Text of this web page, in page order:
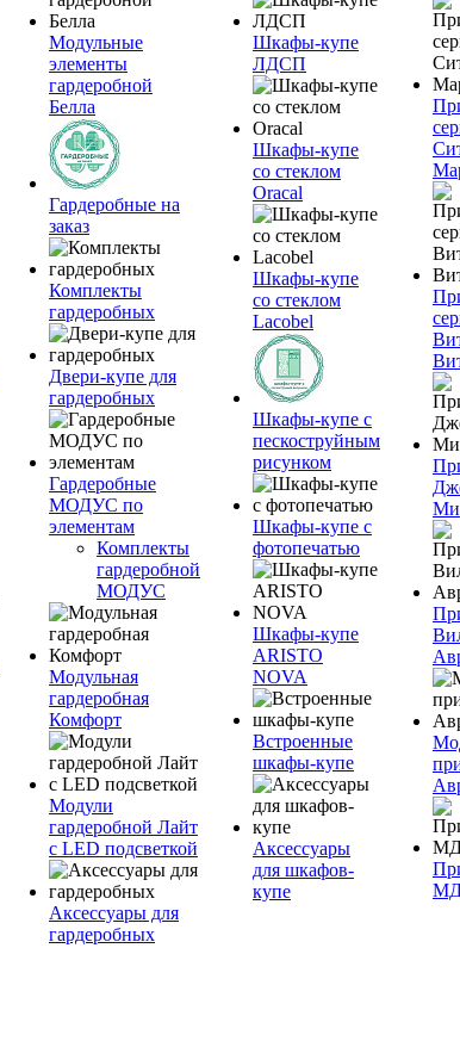
Модульные
элементы
гардеробной
Белла
Гардеробные на
заказ
Комплекты
гардеробных
Двери-купе для
гардеробных
Гардеробные
МОДУС по
элементам
Комплекты
гардеробной
МОДУС
Модульная
гардеробная
Комфорт
Модули
гардеробной Лайт
с LED подсветкой
Аксессуары для
гардеробных
Шкафы-купе
ЛДСП
Шкафы-купе
со стеклом
Oracal
Шкафы-купе
со стеклом
Lacobel
Шкафы-купе с
пескоструйным
рисунком
Шкафы-купе с
фотопечатью
Шкафы-купе
ARISTO
NOVA
Встроенные
шкафы-купе
Аксессуары
для шкафов-
купе